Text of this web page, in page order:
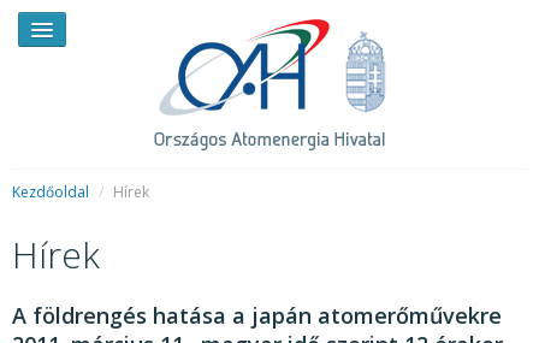
HÍREK
Kezdőoldal / Hírek
Hírek
A földrengés hatása a japán atomerőművekre